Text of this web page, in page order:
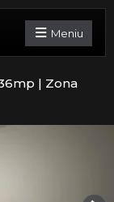
Meniu
| Zona